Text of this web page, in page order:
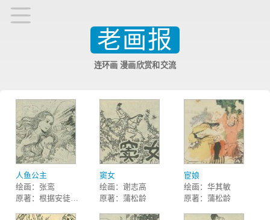
老画报
连环画 漫画欣赏和交流
人鱼公主
绘画：张鸾
原著：根据安徒生童话改编
窦女
绘画：谢志高
原著：蒲松龄
宦娘
绘画：华其敏
原著：蒲松龄